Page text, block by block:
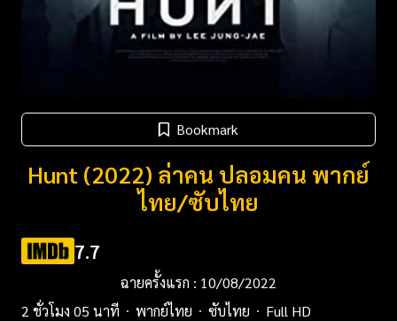
Bookmark
Hunt (2022) ล่าคน ปลอมคน พากย์
ไทย/ซับไทย
7.7
ฉายครั้งแรก : 10/08/2022
2 ชั่วโมง 05 นาที
พากย์ไทย ซับไทย
Full HD